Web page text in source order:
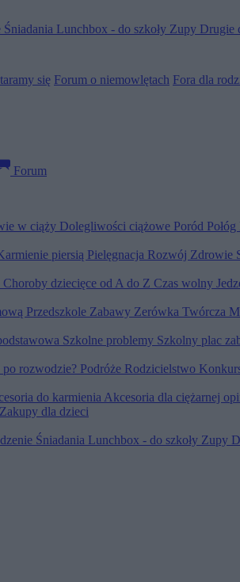
Śniadania Lunchbox - do szkoły Zupy Drugie
się Forum o niemowlętach Fora dla
Forum
w ciąży Dolegliwości ciążowe Poród Połóg
piersią Pielęgnacja Rozwój Zdrowie
Choroby dziecięce od A do Z Czas wolny
Przedszkole Zabawy Zerówka Twórcza
Szkolne problemy Szkolny plac
po rozwodzie? Podróże Rodzicielstwo
do karmieniaAkcesoria dla ciężarnej
Zakupy dla dzieci
Śniadania Lunchbox - do szkoły Zupy